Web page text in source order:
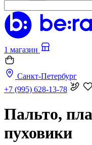
1 магазин
Санкт-Петербург
+7 (995) 628-13-78
Пальто,
пуховики